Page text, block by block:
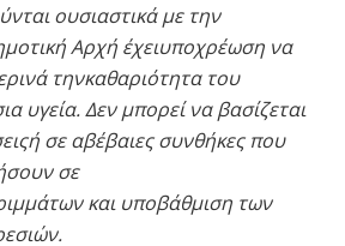
ουσιαστικά με την
Αρχή έχειυποχρέωση να
τηνκαθαριότητα του
υγεία. Δεν μπορεί να βασίζεται
σε αβέβαιες συνθήκες που
σε
και υποβάθμιση των